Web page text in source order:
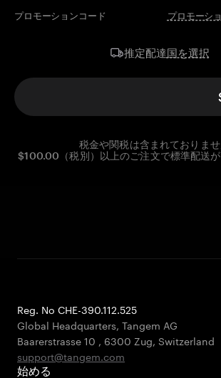
プロモーションコード プロモーシ
推定配達国を選択
税金や関税は含まれておりませ
$100.00（税別）以上のご注文で標準配送が
Reg. No CHE-390.112.525
Global Headquarters, Tangem AG
Baarerstrasse 10 , 6300 Zug, Switzerland
support@tangem.com
始める